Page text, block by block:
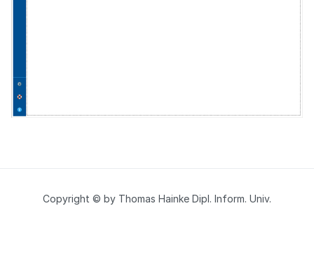
Copyright © by Thomas Hainke Dipl. Inform. Univ.